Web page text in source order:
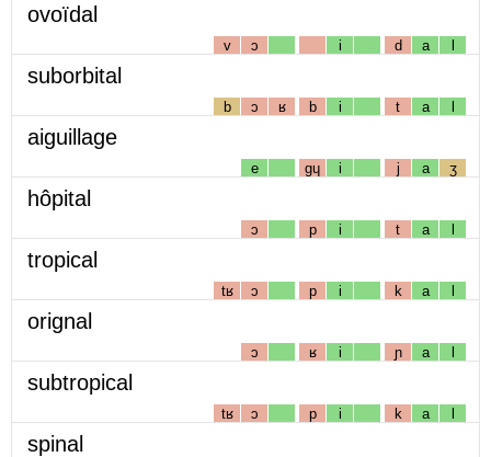
ovoïdal
v ɔ i d a l
suborbital
b ɔ ʁ b i t a l
aiguillage
e gɥ i j a ʒ
hôpital
ɔ p i t a l
tropical
tʁ ɔ p i k a l
orignal
ɔ ʁ i ɲ a l
subtropical
tʁ ɔ p i k a l
spinal